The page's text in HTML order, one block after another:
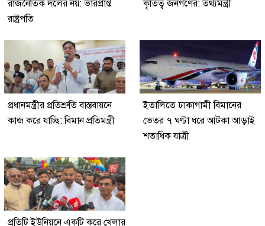
রাজনৈতিক দলের নয়: ভারপ্রাপ্ত
রাষ্ট্রপতি
কৃতিত্ব জনগণের: তথ্যমন্ত্রী
প্রধানমন্ত্রীর প্রতিশ্রুতি বাস্তবায়নে
কাজ করে যাচ্ছি: বিমান প্রতিমন্ত্রী
ইতালিতে ঢাকাগামী বিমানের
ভেতর ৭ ঘণ্টা ধরে আটকা আড়াই
শতাধিক যাত্রী
প্রতিটি ইউনিয়নে একটি করে খেলার